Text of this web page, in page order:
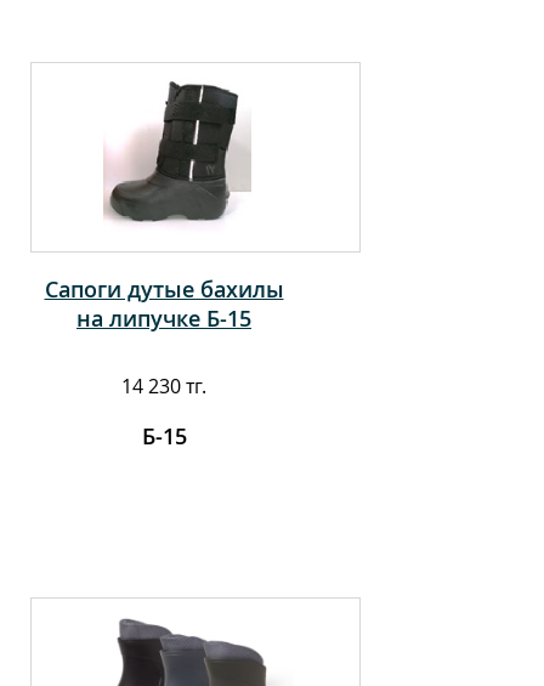
Сапоги дутые бахилы
на липучке Б-15
14 230 тг.
Б-15